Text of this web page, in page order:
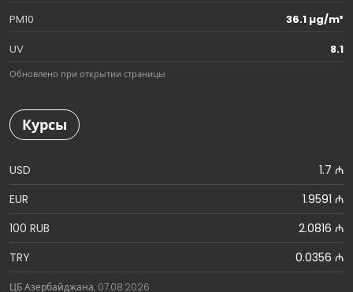
PM10
36.1 µg/m³
UV
8.1
Обновлено при открытии страницы
Курсы
USD
1.7 ₼
EUR
1.9591 ₼
100 RUB
2.0816 ₼
TRY
0.0356 ₼
ЦБ Азербайджана, 07.08.2026